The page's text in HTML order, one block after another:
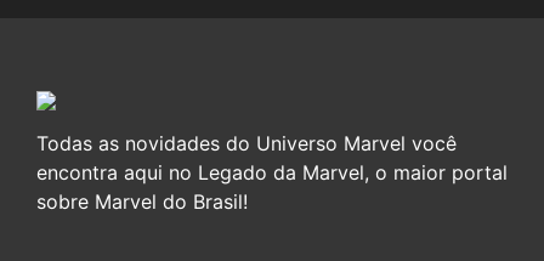
Todas as novidades do Universo Marvel você
encontra aqui no Legado da Marvel, o maior portal
sobre Marvel do Brasil!